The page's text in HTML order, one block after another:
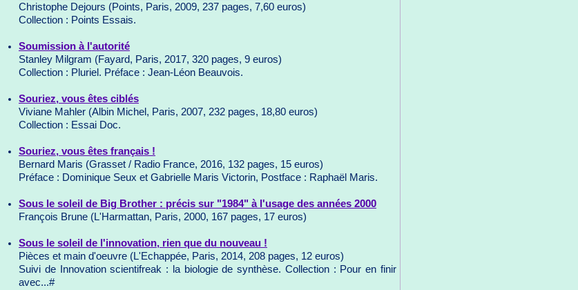
Christophe Dejours (Points, Paris, 2009, 237 pages, 7,60 euros)
Collection : Points Essais.
Soumission à l'autorité
Stanley Milgram (Fayard, Paris, 2017, 320 pages, 9 euros)
Collection : Pluriel. Préface : Jean-Léon Beauvois.
Souriez, vous êtes ciblés
Viviane Mahler (Albin Michel, Paris, 2007, 232 pages, 18,80 euros)
Collection : Essai Doc.
Souriez, vous êtes français !
Bernard Maris (Grasset / Radio France, 2016, 132 pages, 15 euros)
Préface : Dominique Seux et Gabrielle Maris Victorin, Postface : Raphaël Maris.
Sous le soleil de Big Brother : précis sur "1984" à l'usage des années 2000
François Brune (L'Harmattan, Paris, 2000, 167 pages, 17 euros)
Sous le soleil de l'innovation, rien que du nouveau !
Pièces et main d'oeuvre (L'Echappée, Paris, 2014, 208 pages, 12 euros)
Suivi de Innovation scientifreak : la biologie de synthèse. Collection : Pour en finir
avec...#